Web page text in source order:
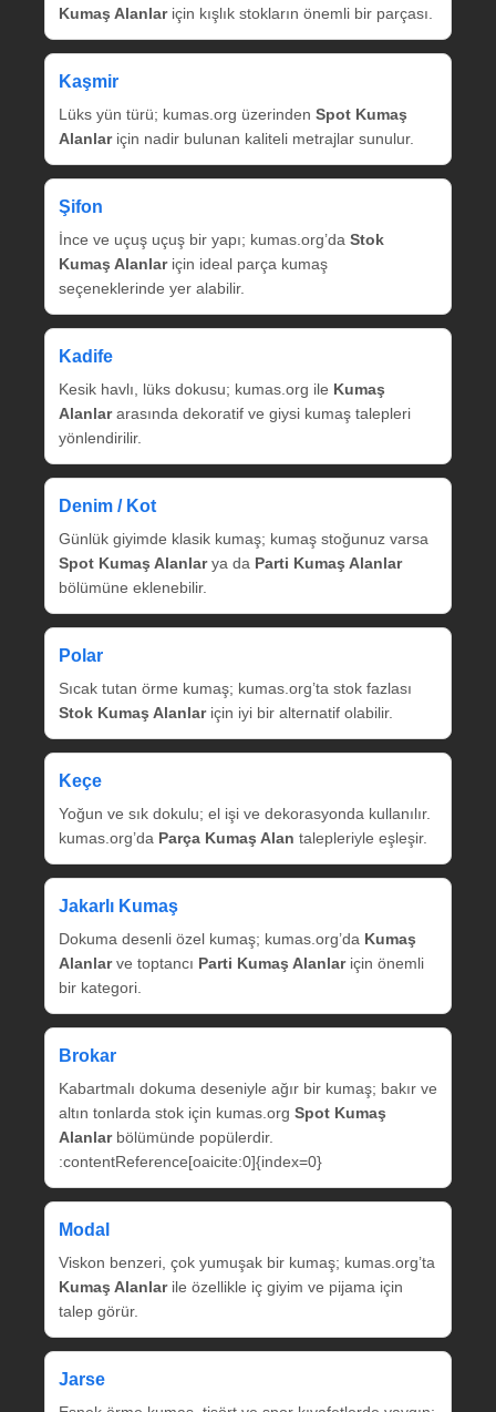
Kumaş Alanlariçin kışlık stokların önemli bir parçası.
Kaşmir
Lüks yün türü; kumas.org üzerinden Spot Kumaş
Alanlariçin nadir bulunan kaliteli metrajlar sunulur.
Şifon
İnce ve uçuş uçuş bir yapı; kumas.org’da Stok
Kumaş Alanlariçin ideal parça kumaş
seçeneklerinde yer alabilir.
Kadife
Kesik havlı, lüks dokusu; kumas.org ile Kumaş
Alanlararasında dekoratif ve giysi kumaş talepleri
yönlendirilir.
Denim / Kot
Günlük giyimde klasik kumaş; kumaş stoğunuz varsa
Spot Kumaş Alanlarya da Parti Kumaş Alanlar
bölümüne eklenebilir.
Polar
Sıcak tutan örme kumaş; kumas.org’ta stok fazlası
Stok Kumaş Alanlariçin iyi bir alternatif olabilir.
Keçe
Yoğun ve sık dokulu; el işi ve dekorasyonda kullanılır.
kumas.org’da Parça Kumaş Alan talepleriyle eşleşir.
Jakarlı Kumaş
Dokuma desenli özel kumaş; kumas.org’da Kumaş
Alanlarve toptancı Parti Kumaş Alanlariçin önemli
bir kategori.
Brokar
Kabartmalı dokuma deseniyle ağır bir kumaş; bakır ve
altın tonlarda stok için kumas.org Spot Kumaş
Alanlarbölümünde popülerdir.
:contentReference[oaicite:0]{index=0}
Modal
Viskon benzeri, çok yumuşak bir kumaş; kumas.org’ta
Kumaş Alanlarile özellikle iç giyim ve pijama için
talep görür.
Jarse